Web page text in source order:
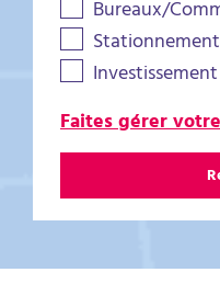
Bureaux/
Stationnement
Faites gérer